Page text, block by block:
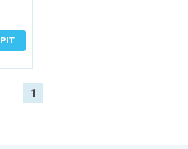
1